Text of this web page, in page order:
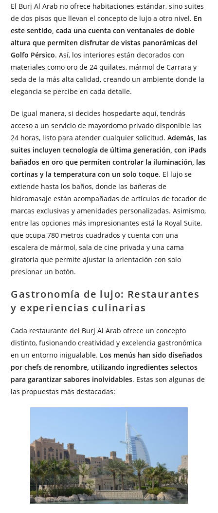
El Burj Al Arab no ofrece habitaciones estándar, sino suites
de dos pisos que llevan el concepto de lujo a otro nivel. En
este sentido, cada una cuenta con ventanales de doble
altura que permiten disfrutar de vistas panorámicas del
Golfo Pérsico. Así, los interiores están decorados con
materiales como oro de 24 quilates, mármol de Carrara y
seda de la más alta calidad, creando un ambiente donde la
elegancia se percibe en cada detalle.
De igual manera, si decides hospedarte aquí, tendrás
acceso a un servicio de mayordomo privado disponible las
24 horas, listo para atender cualquier solicitud.Además, las
suites incluyen tecnología de última generación, con iPads
bañados en oro que permiten controlar la iluminación, las
cortinas y la temperatura con un solo toque. El lujo se
extiende hasta los baños, donde las bañeras de
hidromasaje están acompañadas de artículos de tocador de
marcas exclusivas y amenidades personalizadas. Asimismo,
entre las opciones más impresionantes está la Royal Suite,
que ocupa 780 metros cuadrados y cuenta con una
escalera de mármol, sala de cine privada y una cama
giratoria que permite ajustar la orientación con solo
presionar un botón.
Gastronomía de lujo: Restaurantes
y experiencias culinarias
Cada restaurante del Burj Al Arab ofrece un concepto
distinto, fusionando creatividad y excelencia gastronómica
en un entorno inigualable. Los menús han sido diseñados
por chefs de renombre, utilizando ingredientes selectos
para garantizar sabores inolvidables. Estas son algunas de
las propuestas más destacadas: